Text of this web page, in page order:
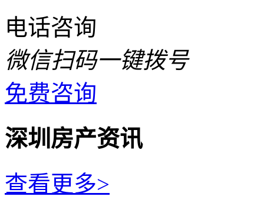
电话咨询
微信扫码一键拨号
免费咨询
深圳房产资讯
查看更多>